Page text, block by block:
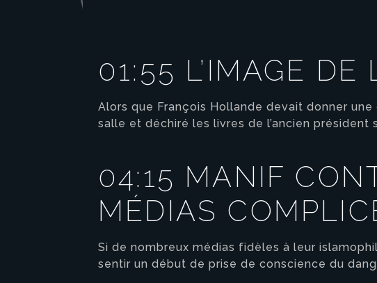
01:55 L’IMAGE DE
Alors que François Hollande devait donner
salle et déchiré les livres de l’ancien
04:15 MANIF
MÉDIAS
Si de nombreux médias fidèles à leur
sentir un début de prise de conscience du